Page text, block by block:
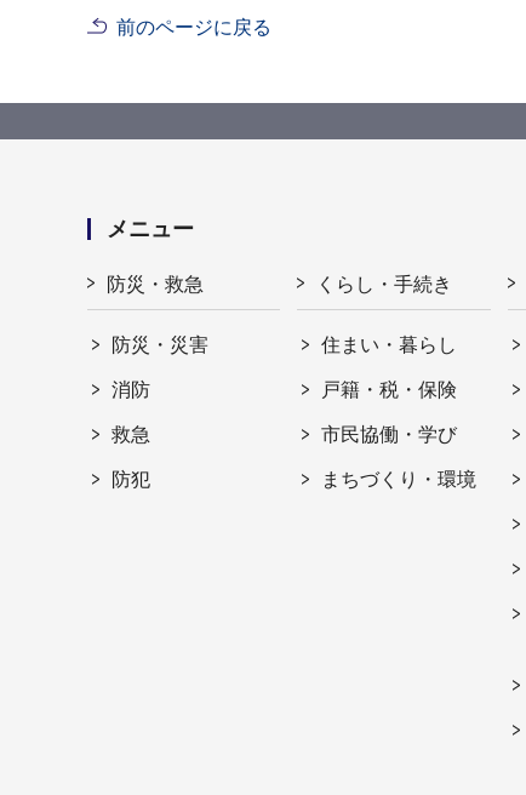
前のページに戻る
メニュー
防災・救急
防災・災害
消防
救急
防犯
くらし・手続き
住まい・暮らし
戸籍・税・保険
市民協働・学び
まちづくり・環境